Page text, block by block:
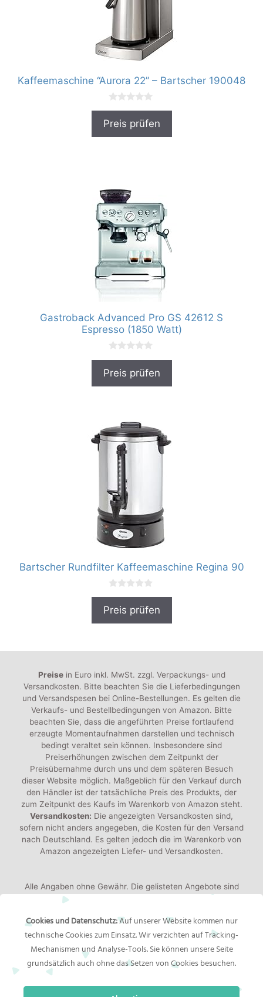
Kaffeemaschine “Aurora 22” – Bartscher 190048
0
o
Preis prüfen
Gastroback Advanced Pro GS 42612 S
Espresso (1850 Watt)
o
Preis prüfen
Bartscher Rundfilter Kaffeemaschine Regina 90
0
o
Preis prüfen
Preisein Euro inkl. MwSt. zzgl. Verpackungs- und
Versandkosten. Bitte beachten Sie die Lieferbedingungen
und Versandspesen bei Online-Bestellungen. Es gelten die
Verkaufs- und Bestellbedingungen von Amazon. Bitte
beachten Sie, dass die angeführten Preise fortlaufend
erzeugte Momentaufnahmen darstellen und technisch
bedingt veraltet sein können. Insbesondere sind
Preiserhöhungen zwischen dem Zeitpunkt der
Preisübernahme durch uns und dem späteren Besuch
dieser Website möglich. Maßgeblich für den Verkauf durch
den Händler ist der tatsächliche Preis des Produkts, der
zum Zeitpunkt des Kaufs im Warenkorb von Amazon steht.
Versandkosten: Die angezeigten Versandkosten sind,
sofern nicht anders angegeben, die Kosten für den Versand
nach Deutschland. Es gelten jedoch die im Warenkorb von
Amazon angezeigten Liefer- und Versandkosten.
Alle Angaben ohne Gewähr. Die gelisteten Angebote sind
keine verbindlichen Werbeaussagen der Anbieter!
jeweiligen Händler oder Hersteller bereitgestellt. Das
gelieferte Produkt kann von den Bildern abweichen.
Cookies und Datenschutz:Auf unserer Website kommen nur
technische Cookies zum Einsatz. Wir verzichten auf Tracking-
Mechanismen und Analyse-Tools. Sie können unsere Seite
grundsätzlich auch ohne das Setzen von Cookies besuchen.